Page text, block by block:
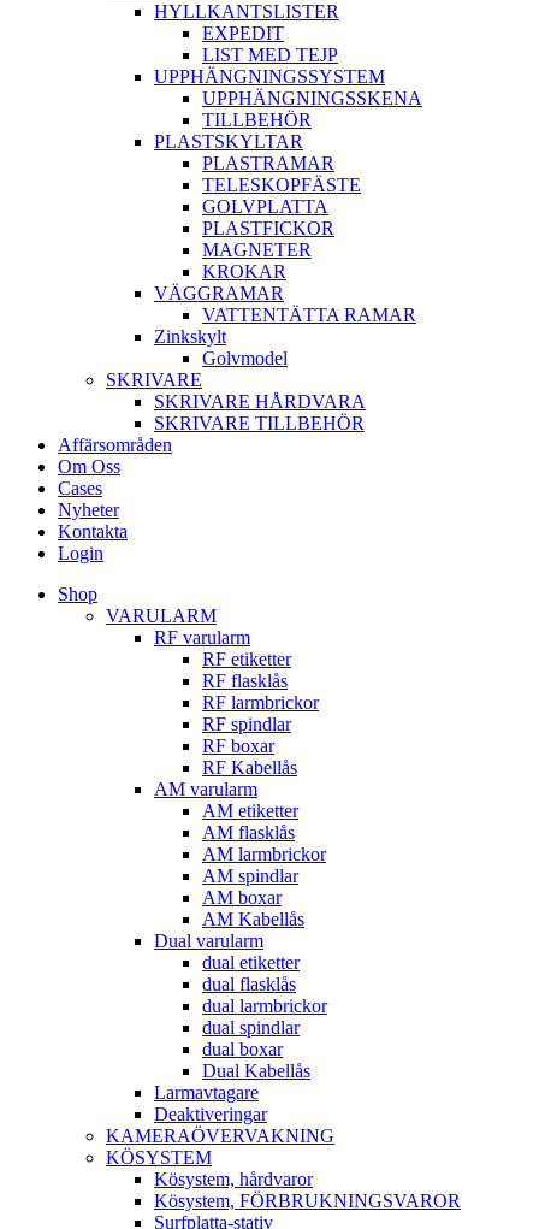
HYLLKANTSLISTER
EXPEDIT
LIST MED TEJP
UPPHÄNGNINGSSYSTEM
UPPHÄNGNINGSSKENA
TILLBEHÖR
PLASTSKYLTAR
PLASTRAMAR
TELESKOPFÄSTE
GOLVPLATTA
PLASTFICKOR
MAGNETER
KROKAR
VÄGGRAMAR
VATTENTÄTTA RAMAR
Zinkskylt
Golvmodel
SKRIVARE
SKRIVARE HÅRDVARA
SKRIVARE TILLBEHÖR
Affärsområden
Om Oss
Cases
Nyheter
Kontakta
Login
Shop
VARULARM
RF varularm
RF etiketter
RF flasklås
RF larmbrickor
RF spindlar
RF boxar
RF Kabellås
AM varularm
AM etiketter
AM flasklås
AM larmbrickor
AM spindlar
AM boxar
AM Kabellås
Dual varularm
dual etiketter
dual flasklås
dual larmbrickor
dual spindlar
dual boxar
Dual Kabellås
Larmavtagare
Deaktiveringar
KAMERAÖVERVAKNING
KÖSYSTEM
Kösystem, hårdvaror
Kösystem, FÖRBRUKNINGSVAROR
Surfplatta-stativ